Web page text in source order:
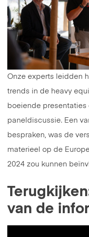
Onze experts leidden
trends in de heavy
boeiende
paneldiscussie. Een
bespraken, was de
materieel op de
2024 zou kunnen
van de